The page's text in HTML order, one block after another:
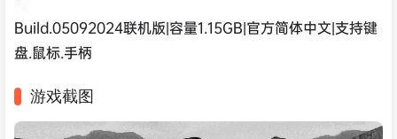
Build.05092024联机版|容量1.15GB|官方简体中文|支持键
盘.鼠标.手柄
游戏截图